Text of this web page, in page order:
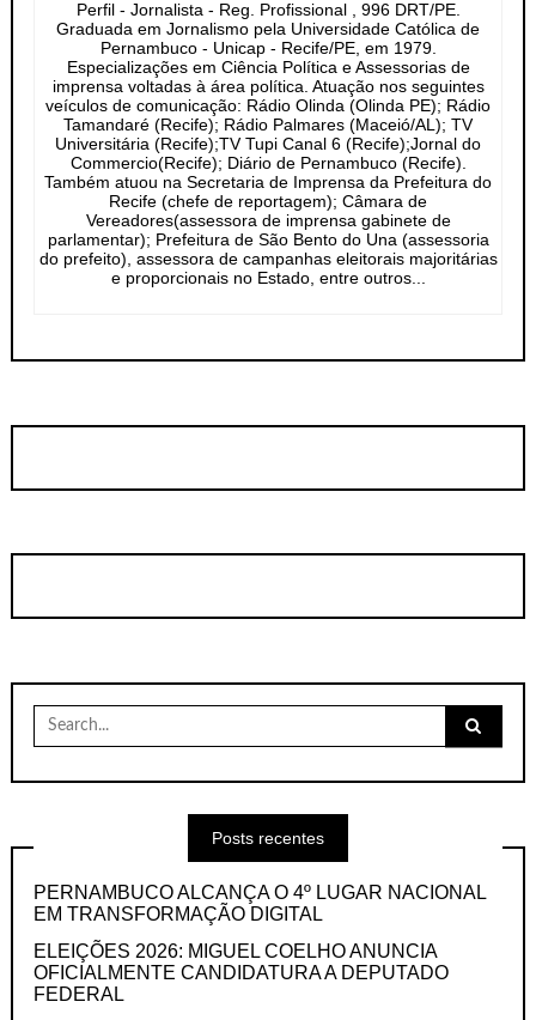
Perfil - Jornalista - Reg. Profissional , 996 DRT/PE.
Graduada em Jornalismo pela Universidade Católica de
Pernambuco - Unicap - Recife/PE, em 1979.
Especializações em Ciência Política e Assessorias de
imprensa voltadas à área política. Atuação nos seguintes
veículos de comunicação: Rádio Olinda (Olinda PE); Rádio
Tamandaré (Recife); Rádio Palmares (Maceió/AL); TV
Universitária (Recife);TV Tupi Canal 6 (Recife);Jornal do
Commercio(Recife); Diário de Pernambuco (Recife).
Também atuou na Secretaria de Imprensa da Prefeitura do
Recife (chefe de reportagem); Câmara de
Vereadores(assessora de imprensa gabinete de
parlamentar); Prefeitura de São Bento do Una (assessoria
do prefeito), assessora de campanhas eleitorais majoritárias
e proporcionais no Estado, entre outros...
Search
for:
Posts recentes
PERNAMBUCO ALCANÇA O 4º LUGAR NACIONAL
EM TRANSFORMAÇÃO DIGITAL
ELEIÇÕES 2026: MIGUEL COELHO ANUNCIA
OFICIALMENTE CANDIDATURA A DEPUTADO
FEDERAL